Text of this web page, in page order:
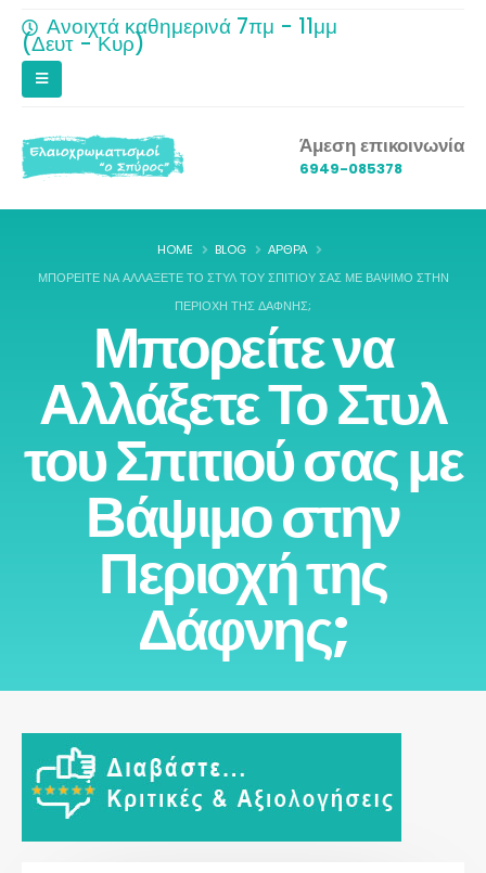
Ανοιχτά καθημερινά 7πμ - 11μμ
(Δευτ - Κυρ)
Άμεση επικοινωνία
6949-085378
HOME BLOG
ΆΡΘΡΑ
ΜΠΟΡΕΊΤΕ ΝΑ ΑΛΛΆΞΕΤΕ ΤΟ ΣΤΥΛ ΤΟΥ ΣΠΙΤΙΟΎ ΣΑΣ ΜΕ ΒΆΨΙΜΟ ΣΤΗΝ
ΠΕΡΙΟΧΉ ΤΗΣ ΔΆΦΝΗΣ;
Μπορείτε να
Αλλάξετε Το Στυλ
του Σπιτιού σας με
Βάψιμο στην
Περιοχή της
Δάφνης;